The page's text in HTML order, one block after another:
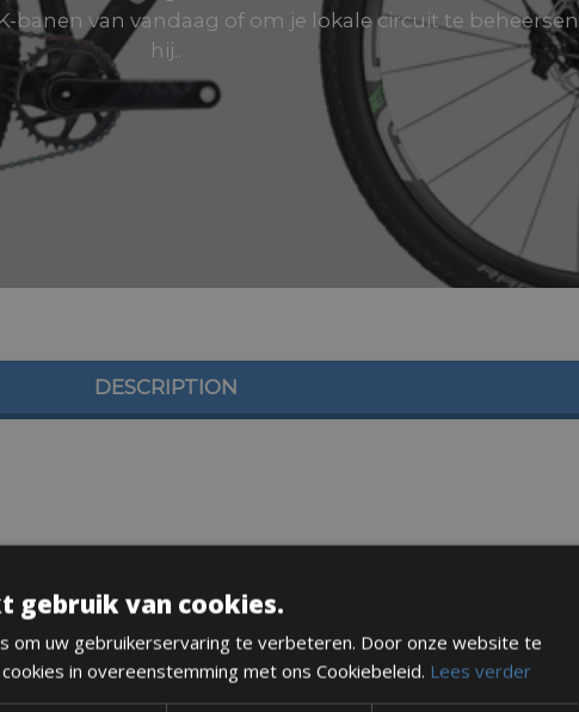
banen van vandaag of om je lokale circuit te
hij..
DESCRIPTION
te winnen op de agressieve WK-banen van vandaag of om je lokale
behendigheid en handling
gebruik van cookies.
om uw gebruikerservaring te verbeteren. Door onze website te
in overeenstemming met ons Cookiebeleid. Lees verder